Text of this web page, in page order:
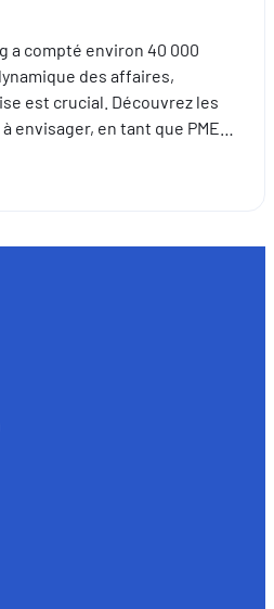
a compté environ 40 000
des affaires,
est crucial. Découvrez les
envisager, en tant que PME…